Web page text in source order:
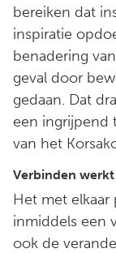
bereiken dat
inspiratie
benadering
geval door
gedaan. Dat
een ingrijpend
van het
Verbinden werkt
Het met
inmiddels een
ook de